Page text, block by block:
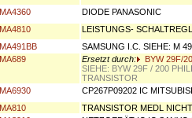
MA4360
DIODE PANASONIC
MA4810
LEISTUNGS-
MA491BB
SAMSUNG I.C. SIEHE: M
MA689
Ersetzt durch:
BYW 29F/
SIEHE: BYW 29F / 200
TRANSISTOR
MA6930 CP267P09202 IC
MA810
TRANSISTOR MEDL